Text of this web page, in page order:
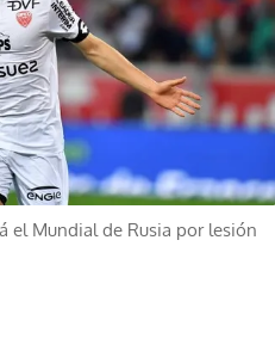
el Mundial de Rusia por lesión